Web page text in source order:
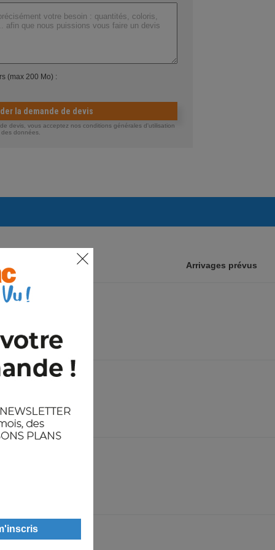
(max 200 Mo) :
la demande de devis
devis, vous acceptez nos conditions générales d'utilisation
données.
Arrivages prévus
20 ●